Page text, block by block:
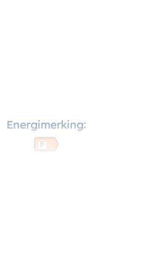
Energimerking:
F